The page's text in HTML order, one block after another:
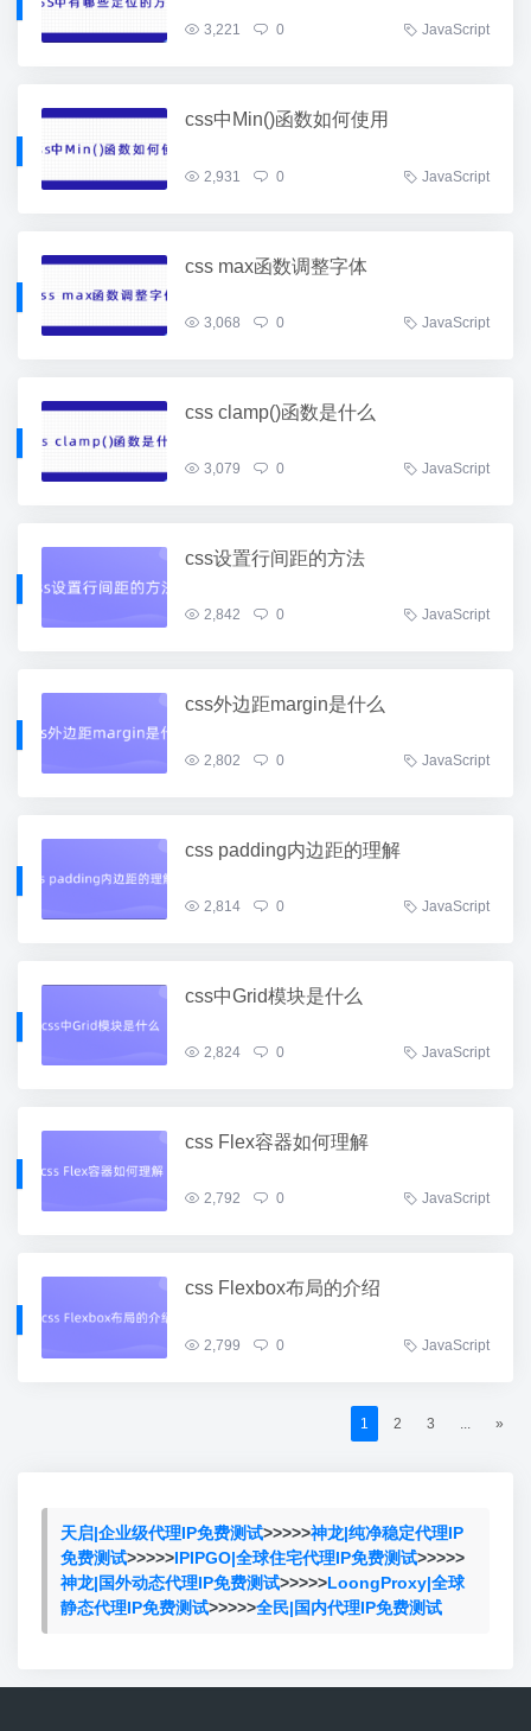
3,221 0 JavaScript
css中Min()函数如何使用
2,931 0 JavaScript
css max函数调整字体
3,068 0 JavaScript
css clamp()函数是什么
3,079 0 JavaScript
css设置行间距的方法
2,842 0 JavaScript
css外边距margin是什么
2,802 0 JavaScript
css padding内边距的理解
2,814 0 JavaScript
css中Grid模块是什么
2,824 0 JavaScript
css Flex容器如何理解
2,792 0 JavaScript
css Flexbox布局的介绍
2,799 0 JavaScript
1 2 3 »
天启|企业级代理IP免费测试>>>>>神龙|纯净稳定代理IP
免费测试>>>>>IPIPGO|全球住宅代理IP免费测试>>>>>
神龙|国外动态代理IP免费测试>>>>>LoongProxy|全球
静态代理IP免费测试>>>>>全民|国内代理IP免费测试